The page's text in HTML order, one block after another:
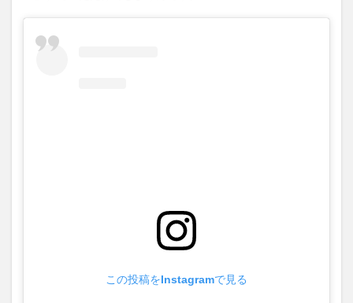
この投稿をInstagramで見る